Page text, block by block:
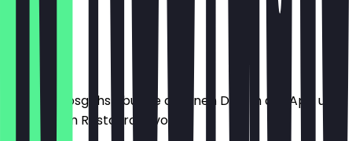
Bevor du losgehst, buche dir einen Deal in der App und
zeige ihn im Restaurant vor.